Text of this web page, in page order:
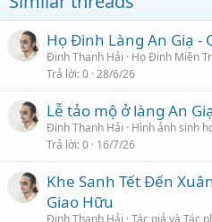
Họ Đinh Làng An Giạ -
Đinh Thanh Hải
Họ Đinh Miền
Trả lời 0 28/6/26
Lễ tảo mộ ở làng An
Đinh Thanh Hải
Hình ảnh sinh
Trả lời 0 16/7/26
Khe Sanh Tết Đến
Giao Hữu